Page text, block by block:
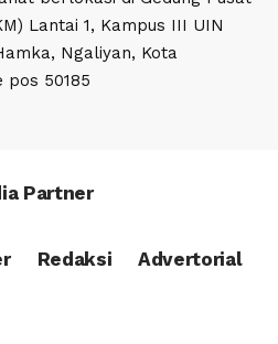
Lantai 1, Kampus III UIN
Ngaliyan, Kota
pos 50185
Partner
Redaksi Advertorial